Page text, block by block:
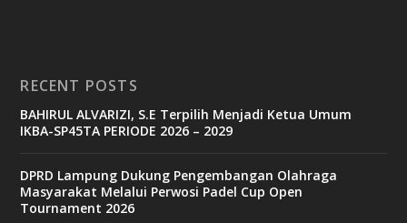
e
t
c
a
s
RECENT POSTS
BAHIRUL ALVARIZI, S.E Terpilih Menjadi Ketua Umum
IKBA-SP45TA PERIODE 2026 – 2029
DPRD Lampung Dukung Pengembangan Olahraga
Masyarakat Melalui Perwosi Padel Cup Open
Tournament 2026